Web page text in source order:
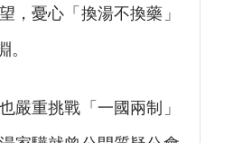
，憂心「換湯不換藥」
嚴重挑戰「一國兩制」